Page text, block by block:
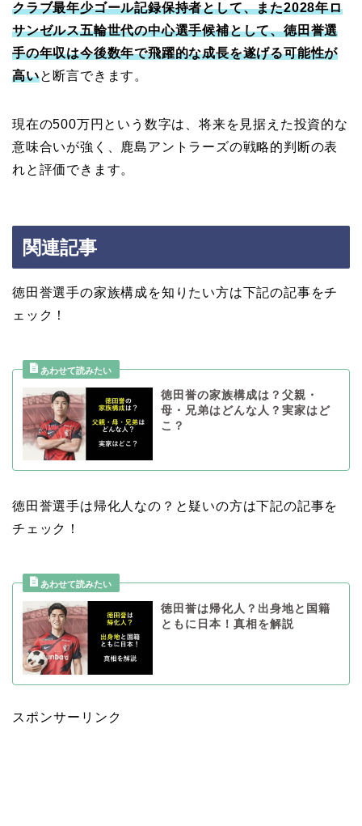
クラブ最年少ゴール記録保持者として、また2028年ロ
サンゼルス五輪世代の中心選手候補として、徳田誉選
手の年収は今後数年で飛躍的な成長を遂げる可能性が
高いと断言できます。
現在の500万円という数字は、将来を見据えた投資的な
意味合いが強く、鹿島アントラーズの戦略的判断の表
れと評価できます。
関連記事
徳田誉選手の家族構成を知りたい方は下記の記事をチ
ェック！
徳田誉の家族構成は？父親・
母・兄弟はどんな人？実家はど
こ？
徳田誉選手は帰化人なの？と疑いの方は下記の記事を
チェック！
徳田誉は帰化人？出身地と国籍
ともに日本！真相を解説
スポンサーリンク